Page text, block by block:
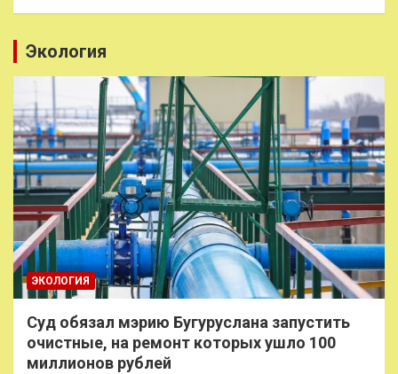
Экология
ЭКОЛОГИЯ
Суд обязал мэрию Бугуруслана запустить
очистные, на ремонт которых ушло 100
миллионов рублей